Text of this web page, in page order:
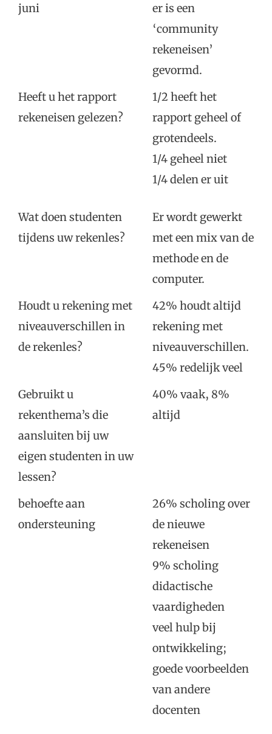
juni
er is een
‘community
rekeneisen’
gevormd.
Heeft u het rapport
rekeneisen gelezen?
1/2 heeft het
rapport geheel of
grotendeels.
1/4 geheel niet
1/4 delen er uit
Wat doen studenten
tijdens uw rekenles?
Er wordt gewerkt
met een mix van de
methode en de
computer.
Houdt u rekening met
niveauverschillen in
de rekenles?
42% houdt altijd
rekening met
niveauverschillen.
45% redelijk veel
Gebruikt u
rekenthema’s die
aansluiten bij uw
eigen studenten in uw
lessen?
40% vaak, 8%
altijd
behoefte aan
ondersteuning
26% scholing over
de nieuwe
rekeneisen
9% scholing
didactische
vaardigheden
veel hulp bij
ontwikkeling;
goede voorbeelden
van andere
docenten